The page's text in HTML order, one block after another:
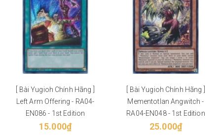
[ Bài Yugioh Chính Hãng ]
Left Arm Offering - RA04-
EN086 - 1st Edition
15.000₫
[ Bài Yugioh Chính Hãng ]
Mementotlan Angwitch -
RA04-EN048 - 1st Edition
25.000₫